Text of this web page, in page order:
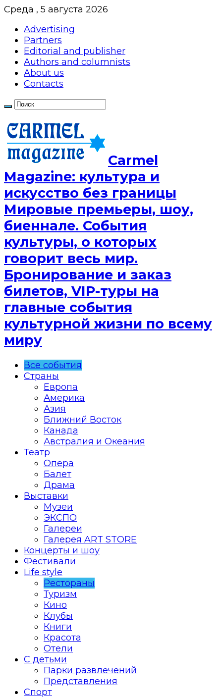
Среда , 5 августа 2026
Advertising
Partners
Editorial and publisher
Authors and columnists
About us
Contacts
Сarmel
Magazine: культура и
искусство без границы
Мировые премьеры, шоу,
биеннале. События
культуры, о которых
говорит весь мир.
Бронирование и заказ
билетов, VIP-туры на
главные события
культурной жизни по всему
миру
Все события
Страны
Европа
Америка
Азия
Ближний Восток
Канада
Австралия и Океания
Театр
Опера
Балет
Драма
Выставки
Музеи
ЭКСПО
Галереи
Галерея ART STORE
Концерты и шоу
Фестивали
Life style
Рестораны
Туризм
Кино
Клубы
Книги
Красота
Отели
С детьми
Парки развлечений
Представления
Спорт